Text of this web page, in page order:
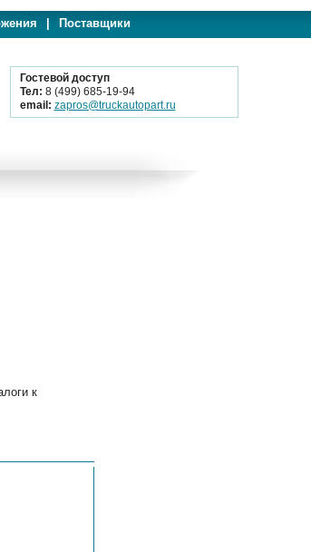
Поставщики
Гостевой доступ
Тел: 8 (499) 685-19-94
email: zapros@truckautopart.ru
к